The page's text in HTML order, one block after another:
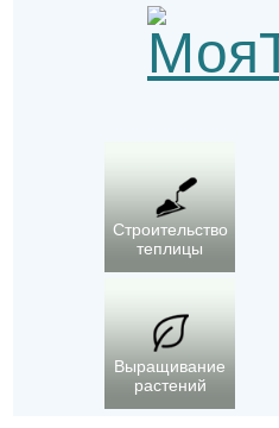
Строительство
теплицы
Выращивание
растений